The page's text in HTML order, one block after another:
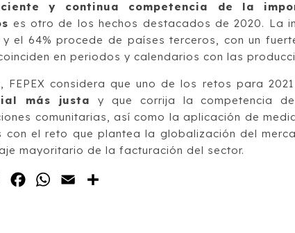
y continua competencia de la
es otro de los hechos destacados de 2020. La
y el 64% procede de países terceros, con un
en periodos y calendarios con las
FEPEX considera que uno de los retos para
más justa
y que corrija la competencia
comunitarias, así como la aplicación de
con el reto que plantea la globalización del
mayoritario de la facturación del sector.
X FacebookWhatsApp
Email